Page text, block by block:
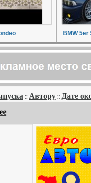
BMW 5er
:: Автору :: Дате